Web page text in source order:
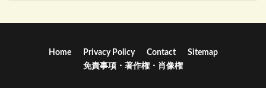
Home Privacy Policy Contact
Sitemap
免責事項・著作権・肖像権